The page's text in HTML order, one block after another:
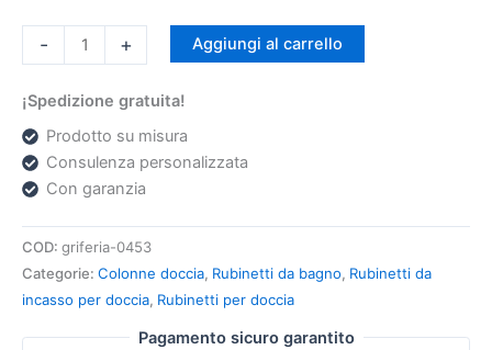
- + Aggiungi al carrello
¡Spedizione gratuita!
Prodotto su misura
Consulenza personalizzata
Con garanzia
COD: griferia-0453
Categorie: Colonne doccia, Rubinetti da bagno, Rubinetti da
incasso per doccia, Rubinetti per doccia
Pagamento sicuro garantito